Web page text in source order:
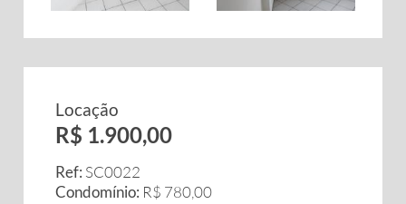
Locação
R$ 1.900,00
Ref: SC0022
Condomínio: R$ 780,00